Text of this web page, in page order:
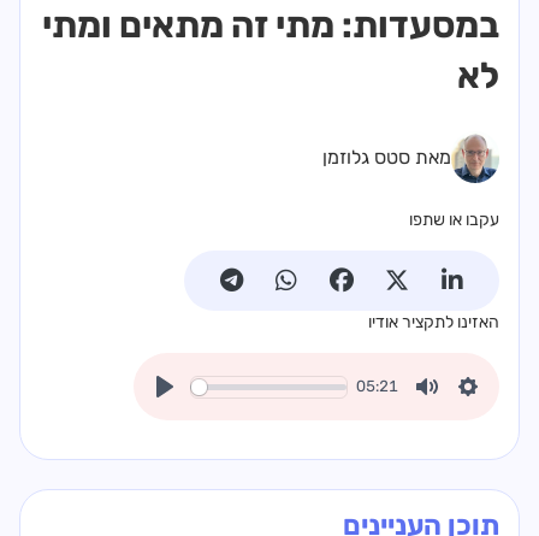
במסעדות: מתי זה מתאים ומתי
לא
מאת סטס גלוזמן
עקבו או שתפו
האזינו לתקציר אודיו
05:21
תוכן העניינים